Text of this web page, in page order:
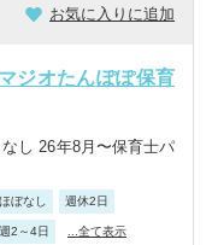
お気に入りに追加
ジオたんぽぽ保育
し 26年8月〜保育士パ
ぼなし 週休2日
週2～4日 ...全て表示